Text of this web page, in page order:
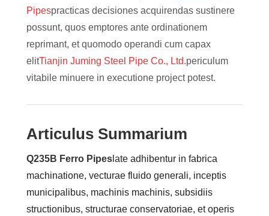
Pipespracticas decisiones acquirendas sustinere
possunt, quos emptores ante ordinationem
reprimant, et quomodo operandi cum capax
elitTianjin Juming Steel Pipe Co., Ltd.periculum
vitabile minuere in executione project potest.
Articulus Summarium
Q235B Ferro Pipes late adhibentur in fabrica
machinatione, vecturae fluido generali, inceptis
municipalibus, machinis machinis, subsidiis
structionibus, structurae conservatoriae, et operis